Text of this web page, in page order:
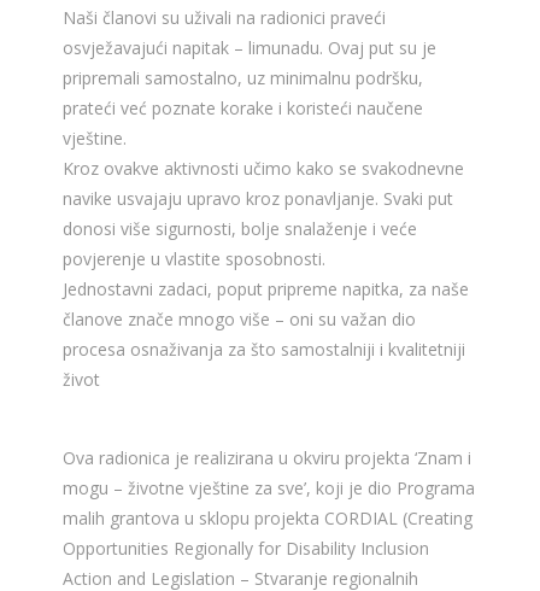
Naši članovi su uživali na radionici praveći
osvježavajući napitak – limunadu. Ovaj put su je
pripremali samostalno, uz minimalnu podršku,
prateći već poznate korake i koristeći naučene
vještine.
Kroz ovakve aktivnosti učimo kako se svakodnevne
navike usvajaju upravo kroz ponavljanje. Svaki put
donosi više sigurnosti, bolje snalaženje i veće
povjerenje u vlastite sposobnosti.
Jednostavni zadaci, poput pripreme napitka, za naše
članove znače mnogo više – oni su važan dio
procesa osnaživanja za što samostalniji i kvalitetniji
život
Ova radionica je realizirana u okviru projekta ‘Znam i
mogu – životne vještine za sve’, koji je dio Programa
malih grantova u sklopu projekta CORDIAL (Creating
Opportunities Regionally for Disability Inclusion
Action and Legislation – Stvaranje regionalnih